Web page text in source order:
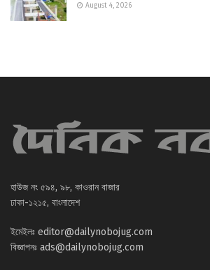
August 4, 2026
হাউজ নং ৫৯৪, ৯৮, কাওরান বাজার
ঢাকা-১২১৫, বাংলাদেশ
ইমেইলঃ editor@dailynobojug.com
বিজ্ঞাপনঃ ads@dailynobojug.com